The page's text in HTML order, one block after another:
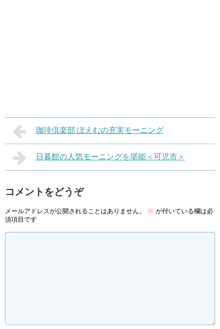
珈琲倶楽部 ぽえむの充実モーニング
日暮館の人気モーニングを堪能＜可児市＞
コメントをどうぞ
メールアドレスが公開されることはありません。 ※ が付いている欄は必
須項目です